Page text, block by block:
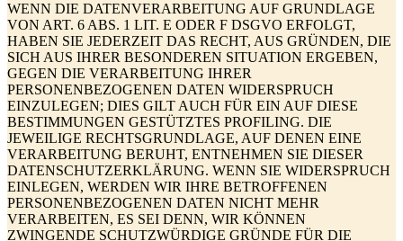
WENN DIE DATENVERARBEITUNG AUF GRUNDLAGE
VON ART. 6 ABS. 1 LIT. E ODER F DSGVO ERFOLGT,
HABEN SIE JEDERZEIT DAS RECHT, AUS GRÜNDEN, DIE
SICH AUS IHRER BESONDEREN SITUATION ERGEBEN,
GEGEN DIE VERARBEITUNG IHRER
PERSONENBEZOGENEN DATEN WIDERSPRUCH
EINZULEGEN; DIES GILT AUCH FÜR EIN AUF DIESE
BESTIMMUNGEN GESTÜTZTES PROFILING. DIE
JEWEILIGE RECHTSGRUNDLAGE, AUF DENEN EINE
VERARBEITUNG BERUHT, ENTNEHMEN SIE DIESER
DATENSCHUTZERKLÄRUNG. WENN SIE WIDERSPRUCH
EINLEGEN, WERDEN WIR IHRE BETROFFENEN
PERSONENBEZOGENEN DATEN NICHT MEHR
VERARBEITEN, ES SEI DENN, WIR KÖNNEN
ZWINGENDE SCHUTZWÜRDIGE GRÜNDE FÜR DIE